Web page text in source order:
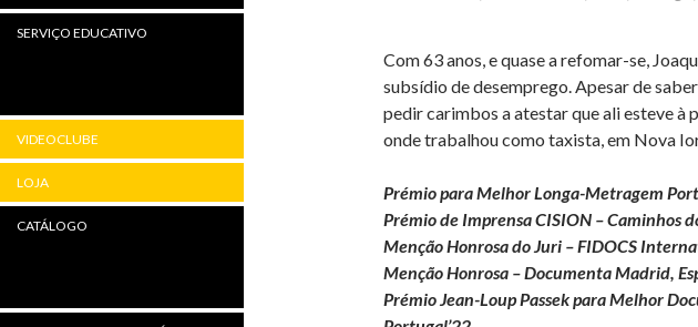
Com 63 anos, e quase a refomar-se,
subsídio de desemprego. Apesar de
pedir carimbos a atestar que ali esteve à
onde trabalhou como taxista, em Nova
Prémio para Melhor Longa-Metragem
Prémio de Imprensa CISION – Caminhos
Menção Honrosa do Juri – FIDOCS
Menção Honrosa – Documenta Madrid,
Prémio Jean-Loup Passek para Melhor
SERVIÇO EDUCATIVO
VIDEOCLUBE
LOJA
CATÁLOGO